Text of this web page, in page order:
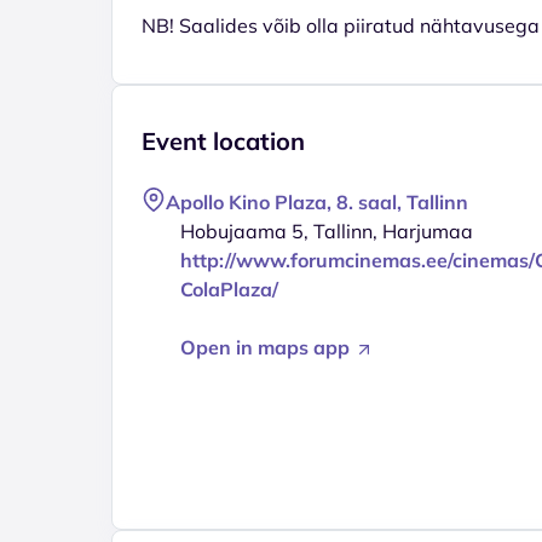
NB! Saalides võib olla piiratud nähtavusega
Event location
Apollo Kino Plaza, 8. saal, Tallinn
Hobujaama 5, Tallinn, Harjumaa
http://www.forumcinemas.ee/cinemas/
ColaPlaza/
Open in maps app